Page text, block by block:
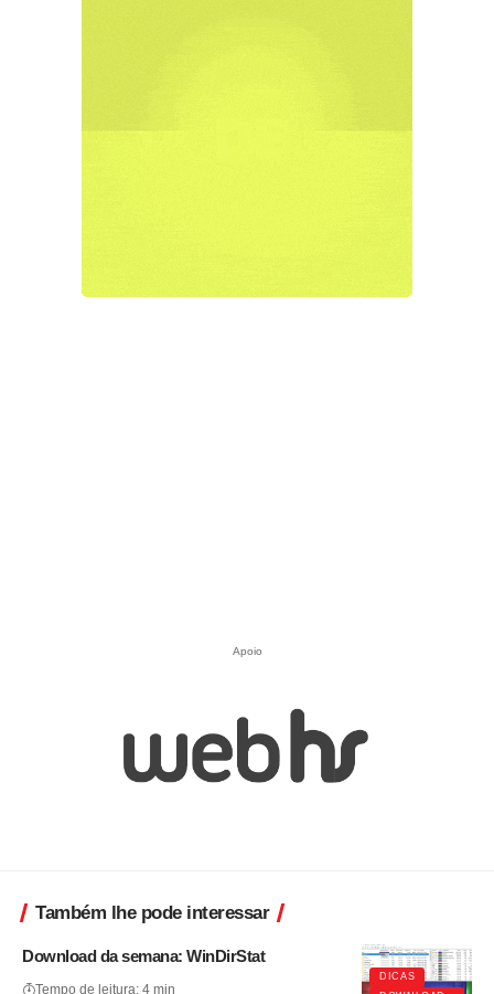
Apoio
Também lhe pode interessar
DICAS
Download da semana: WinDirStat
Tempo de leitura: 4 min